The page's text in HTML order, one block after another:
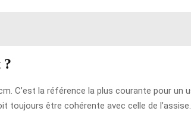
?
C’est la référence la plus courante pour
toujours être cohérente avec celle de